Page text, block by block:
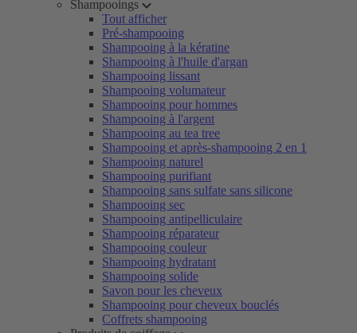
Shampooings
Tout afficher
Pré-shampooing
Shampooing à la kératine
Shampooing à l'huile d'argan
Shampooing lissant
Shampooing volumateur
Shampooing pour hommes
Shampooing à l'argent
Shampooing au tea tree
Shampooing et après-shampooing 2 en 1
Shampooing naturel
Shampooing purifiant
Shampooing sans sulfate sans silicone
Shampooing sec
Shampooing antipelliculaire
Shampooing réparateur
Shampooing couleur
Shampooing hydratant
Shampooing solide
Savon pour les cheveux
Shampooing pour cheveux bouclés
Coffrets shampooing